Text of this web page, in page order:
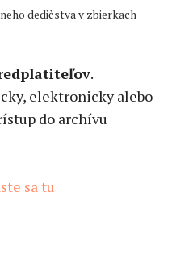
dedičstva v zbierkach
.
elektronicky alebo
do archívu
sa tu